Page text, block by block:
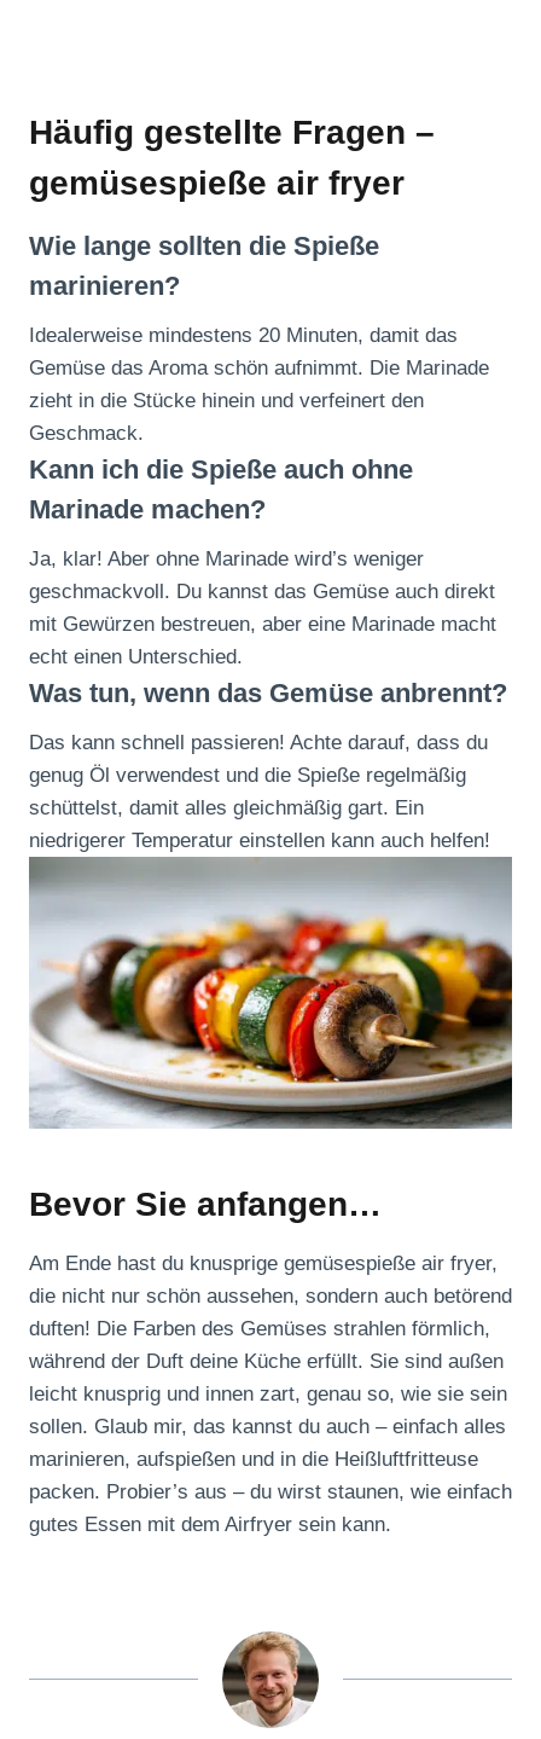
Häufig gestellte Fragen –
gemüsespieße air fryer
Wie lange sollten die Spieße
marinieren?
Idealerweise mindestens 20 Minuten, damit das
Gemüse das Aroma schön aufnimmt. Die Marinade
zieht in die Stücke hinein und verfeinert den
Geschmack.
Kann ich die Spieße auch ohne
Marinade machen?
Ja, klar! Aber ohne Marinade wird’s weniger
geschmackvoll. Du kannst das Gemüse auch direkt
mit Gewürzen bestreuen, aber eine Marinade macht
echt einen Unterschied.
Was tun, wenn das Gemüse anbrennt?
Das kann schnell passieren! Achte darauf, dass du
genug Öl verwendest und die Spieße regelmäßig
schüttelst, damit alles gleichmäßig gart. Ein
niedrigerer Temperatur einstellen kann auch helfen!
Bevor Sie anfangen…
Am Ende hast du knusprige gemüsespieße air fryer,
die nicht nur schön aussehen, sondern auch betörend
duften! Die Farben des Gemüses strahlen förmlich,
während der Duft deine Küche erfüllt. Sie sind außen
leicht knusprig und innen zart, genau so, wie sie sein
sollen. Glaub mir, das kannst du auch – einfach alles
marinieren, aufspießen und in die Heißluftfritteuse
packen. Probier’s aus – du wirst staunen, wie einfach
gutes Essen mit dem Airfryer sein kann.